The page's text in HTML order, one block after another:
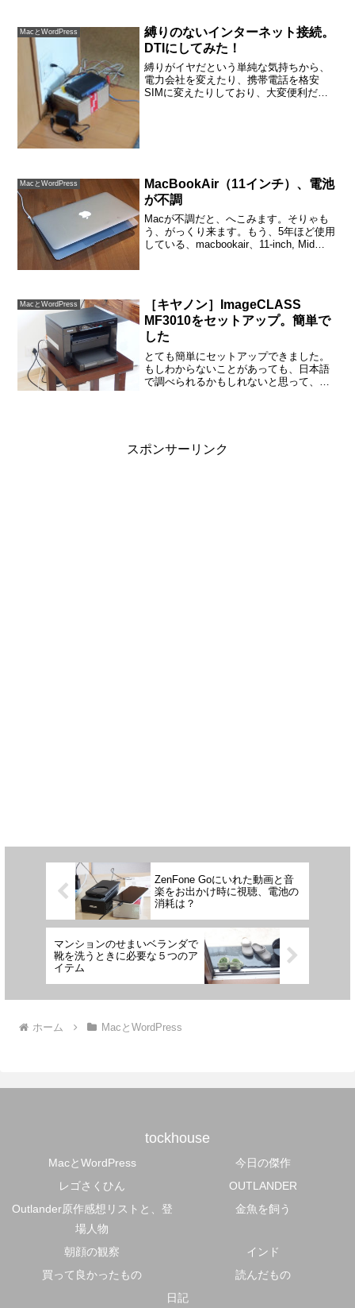
MacとWordPress
縛りのないインターネット接続。
DTIにしてみた！
縛りがイヤだという単純な気持ちから、
電力会社を変えたり、携帯電話を格安
SIMに変えたりしており、大変便利だと
MacとWordPress
MacBookAir（11インチ）、電池
が不調
Macが不調だと、へこみます。そりゃも
う、がっくり来ます。もう、5年ほど使用
している、macbookair、11-inch, Mid
MacとWordPress
［キヤノン］ImageCLASS
MF3010をセットアップ。簡単で
した
とても簡単にセットアップできました。
もしわからないことがあっても、日本語
で調べられるかもしれないと思って、キ
スポンサーリンク
ZenFone Goにいれた動画と音
楽をお出かけ時に視聴、電池の
消耗は？
マンションのせまいベランダで
靴を洗うときに必要な５つのア
イテム
ホーム MacとWordPress
tockhouse
MacとWordPress
今日の傑作
レゴさくひん
OUTLANDER
Outlander原作感想リストと、登
場人物
金魚を飼う
朝顔の観察
インド
買って良かったもの
読んだもの
日記